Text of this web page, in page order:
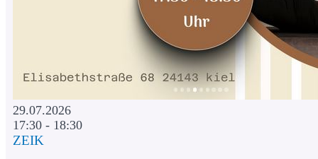
29.07.2026
17:30 - 18:30
ZEIK